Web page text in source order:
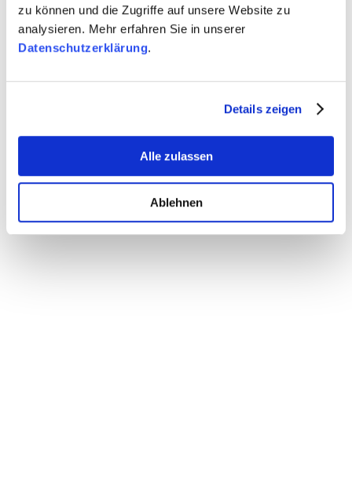
zu können und die Zugriffe auf unsere Website zu
analysieren. Mehr erfahren Sie in unserer
Datenschutzerklärung.
Details zeigen
Alle zulassen
Ablehnen